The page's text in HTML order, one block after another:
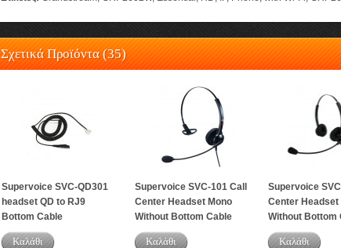
Σχετικά Προϊόντα (35)
Supervoice SVC-QD301
headset QD to RJ9
Bottom Cable
Καλάθι
Supervoice SVC-101 Call
Center Headset Mono
Without Bottom Cable
Καλάθι
Supervoice
Center Headset
Without Bottom
Καλάθι